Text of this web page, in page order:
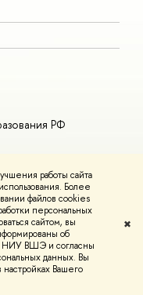
работы сайта
Более
файлов cookies
персональных
сайтом, вы
об
НИУ ВШЭ и согласны
данных. Вы
Вашего
✖
РФ
Условия
вШколе дизайна НИУ